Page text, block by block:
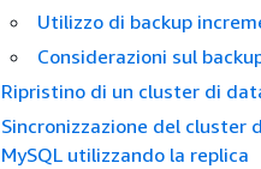
Utilizzo di backup
Considerazioni sul
Ripristino di un cluster di
Sincronizzazione del cluster
MySQL utilizzando la replica